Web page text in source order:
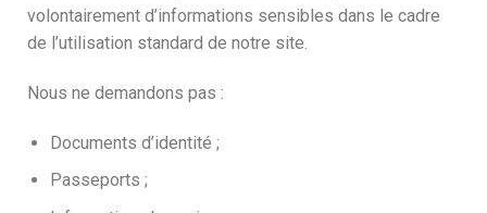
volontairement d’informations sensibles dans le cadre
de l’utilisation standard de notre site.
Nous ne demandons pas :
Documents d’identité ;
Passeports ;